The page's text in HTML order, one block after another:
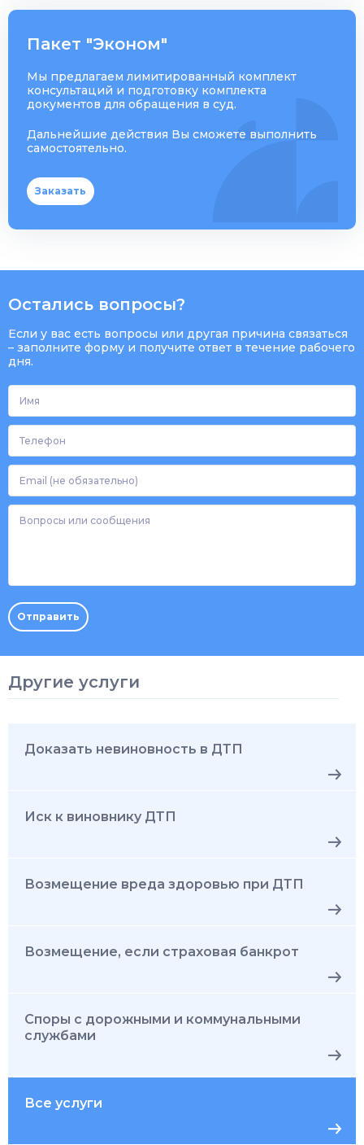
Пакет "Эконом"
Мы предлагаем лимитированный комплект
консультаций и подготовку комплекта
документов для обращения в суд.
Дальнейшие действия Вы сможете выполнить
самостоятельно.
Заказать
Остались вопросы?
Если у вас есть вопросы или другая причина связаться
– заполните форму и получите ответ в течение рабочего
дня.
Имя
*
Телефон
*
Email
(не
обязательно)
Вопросы
Отправить
Другие услуги
Доказать невиновность в ДТП
Иск к виновнику ДТП
Возмещение вреда здоровью при ДТП
Возмещение, если страховая банкрот
Споры с дорожными и коммунальными
службами
Все услуги